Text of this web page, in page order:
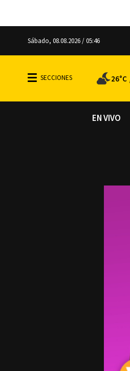
Sábado, 08.08.2026 / 05:46
26°C
EN VIVO